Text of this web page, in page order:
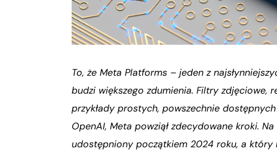
To, że Meta Platforms – jeden z
budzi większego zdumienia. Filtry
przykłady prostych, powszechnie
OpenAI, Meta powziął zdecydowane kroki.
udostępniony początkiem 2024 roku, a który